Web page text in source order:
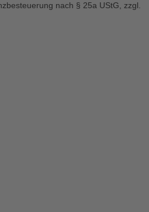
nach § 25a UStG, zzgl.